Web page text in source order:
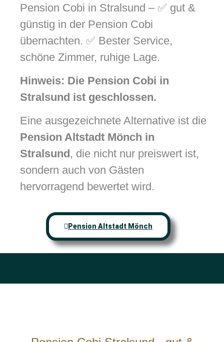
Pension Cobi in Stralsund – ✅ gut &
günstig in der Pension Cobi
übernachten. ✅ Bester Service,
schöne Zimmer, ruhige Lage.
Hinweis: Die Pension Cobi in
Stralsund ist geschlossen.
Eine ausgezeichnete Alternative ist die
Pension Altstadt Mönch in
Stralsund , die nicht nur preiswert ist,
sondern auch von Gästen
hervorragend bewertet wird.
Pension Altstadt Mönch